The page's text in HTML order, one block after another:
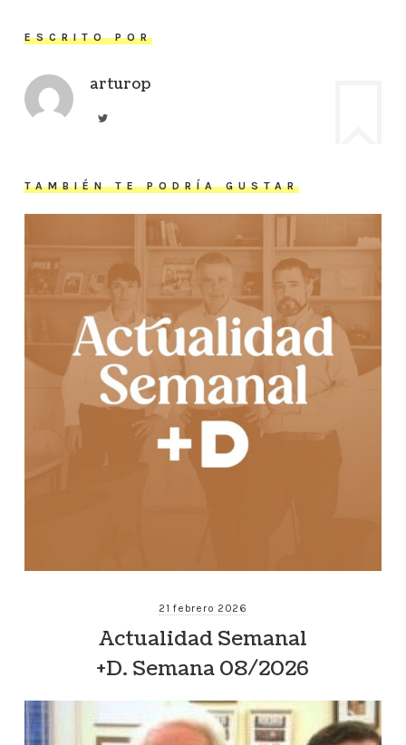
ESCRITO POR
arturop
TAMBIÉN TE PODRÍA GUSTAR
21 febrero 2026
Actualidad Semanal
+D. Semana 08/2026